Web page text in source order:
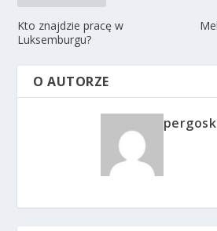
Kto znajdzie pracę w
Luksemburgu?
O AUTORZE